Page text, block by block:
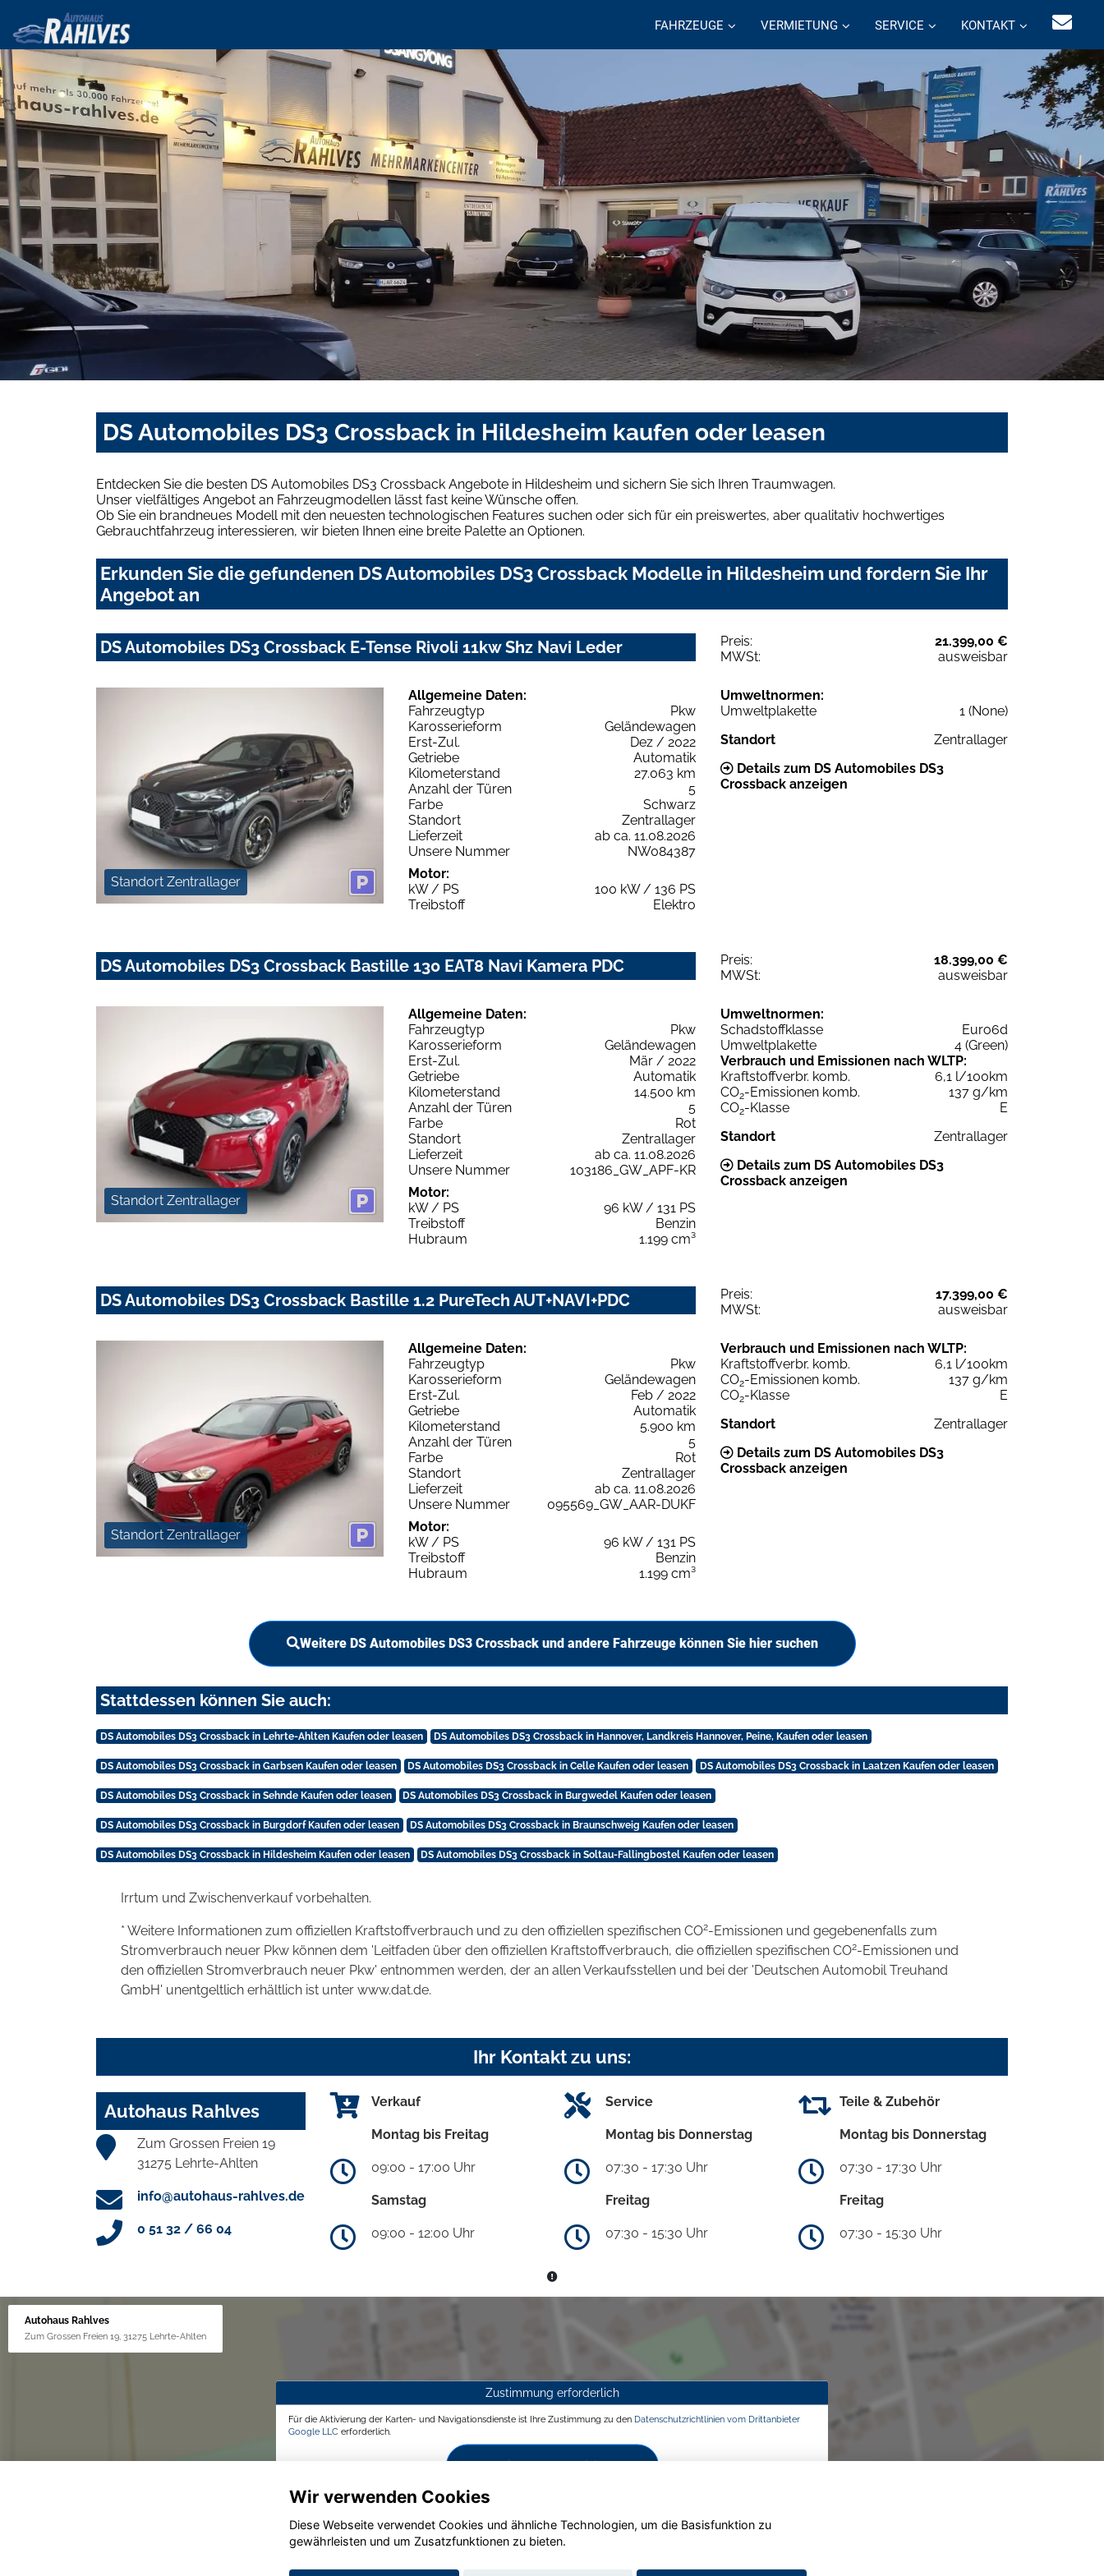
FAHRZEUGE VERMIETUNG SERVICE KONTAKT
DS Automobiles DS3 Crossback in Hildesheim kaufen oder leasen
Entdecken Sie die besten DS Automobiles DS3 Crossback Angebote in Hildesheim und sichern Sie sich Ihren Traumwagen.
Unser vielfältiges Angebot an Fahrzeugmodellen lässt fast keine Wünsche offen.
Ob Sie ein brandneues Modell mit den neuesten technologischen Features suchen oder sich für ein preiswertes, aber qualitativ hochwertiges
Gebrauchtfahrzeug interessieren, wir bieten Ihnen eine breite Palette an Optionen.
Erkunden Sie die gefundenen DS Automobiles DS3 Crossback Modelle in Hildesheim und fordern Sie Ihr
Angebot an
DS Automobiles DS3 Crossback E-Tense Rivoli 11kw Shz Navi Leder Preis:
21.399,00 €
MWSt:
ausweisbar
Standort Zentrallager
Allgemeine Daten:
Fahrzeugtyp
Pkw
Karosserieform
Geländewagen
Erst-Zul.
Dez / 2022
Getriebe
Automatik
Kilometerstand
27.063 km
Anzahl der Türen
5
Farbe
Schwarz
Standort
Zentrallager
Lieferzeit
ab ca. 11.08.2026
Unsere Nummer
NW084387
Motor:
kW / PS
100 kW / 136 PS
Treibstoff
Elektro
Umweltnormen:
Umweltplakette
1 (None)
Standort
Zentrallager
Details zum DS Automobiles DS3
Crossback anzeigen
DS Automobiles DS3 Crossback Bastille 130 EAT8 Navi Kamera PDC Preis:
18.399,00 €
MWSt:
ausweisbar
Standort Zentrallager
Allgemeine Daten:
Fahrzeugtyp
Pkw
Karosserieform
Geländewagen
Erst-Zul.
Mär / 2022
Getriebe
Automatik
Kilometerstand
14.500 km
Anzahl der Türen
5
Farbe
Rot
Standort
Zentrallager
Lieferzeit
ab ca. 11.08.2026
Unsere Nummer
103186_GW_APF-KR
Motor:
kW / PS
96 kW / 131 PS
Treibstoff
Benzin
Hubraum
1.199 cm³
Umweltnormen:
Schadstoffklasse
Euro6d
Umweltplakette
4 (Green)
Verbrauch und Emissionen nach WLTP:
Kraftstoffverbr. komb.
6,1 l/100km
CO2-Emissionen komb.
137 g/km
CO2-Klasse
E
Standort
Zentrallager
Details zum DS Automobiles DS3
Crossback anzeigen
DS Automobiles DS3 Crossback Bastille 1.2 PureTech AUT+NAVI+PDC Preis:
17.399,00 €
MWSt:
ausweisbar
Standort Zentrallager
Allgemeine Daten:
Fahrzeugtyp
Pkw
Karosserieform
Geländewagen
Erst-Zul.
Feb / 2022
Getriebe
Automatik
Kilometerstand
5.900 km
Anzahl der Türen
5
Farbe
Rot
Standort
Zentrallager
Lieferzeit
ab ca. 11.08.2026
Unsere Nummer
095569_GW_AAR-DUKF
Motor:
kW / PS
96 kW / 131 PS
Treibstoff
Benzin
Hubraum
1.199 cm³
Verbrauch und Emissionen nach WLTP:
Kraftstoffverbr. komb.
6,1 l/100km
CO2-Emissionen komb.
137 g/km
CO2-Klasse
E
Standort
Zentrallager
Details zum DS Automobiles DS3
Crossback anzeigen
Weitere DS Automobiles DS3 Crossback und andere Fahrzeuge können Sie hier suchen
Stattdessen können Sie auch:
DS Automobiles DS3 Crossback in Lehrte-Ahlten Kaufen oder leasen DS Automobiles DS3 Crossback in Hannover, Landkreis Hannover, Peine, Kaufen oder leasen
DS Automobiles DS3 Crossback in Garbsen Kaufen oder leasen DS Automobiles DS3 Crossback in Celle Kaufen oder leasen DS Automobiles DS3 Crossback in Laatzen Kaufen oder leasen
DS Automobiles DS3 Crossback in Sehnde Kaufen oder leasen DS Automobiles DS3 Crossback in Burgwedel Kaufen oder leasen
DS Automobiles DS3 Crossback in Burgdorf Kaufen oder leasen DS Automobiles DS3 Crossback in Braunschweig Kaufen oder leasen
DS Automobiles DS3 Crossback in Hildesheim Kaufen oder leasen DS Automobiles DS3 Crossback in Soltau-Fallingbostel Kaufen oder leasen
Irrtum und Zwischenverkauf vorbehalten.
* Weitere Informationen zum offiziellen Kraftstoffverbrauch und zu den offiziellen spezifischen CO2-Emissionen und gegebenenfalls zum
Stromverbrauch neuer Pkw können dem 'Leitfaden über den offiziellen Kraftstoffverbrauch, die offiziellen spezifischen CO2-Emissionen und
den offiziellen Stromverbrauch neuer Pkw' entnommen werden, der an allen Verkaufsstellen und bei der 'Deutschen Automobil Treuhand
GmbH' unentgeltlich erhältlich ist unter www.dat.de.
Ihr Kontakt zu uns:
Autohaus Rahlves
Zum Grossen Freien 19
31275 Lehrte-Ahlten
info@autohaus-rahlves.de
0 51 32 / 66 04
Verkauf
Montag bis Freitag
09:00 - 17:00 Uhr
Samstag
09:00 - 12:00 Uhr
Service
Montag bis Donnerstag
07:30 - 17:30 Uhr
Freitag
07:30 - 15:30 Uhr
Teile & Zubehör
Montag bis Donnerstag
07:30 - 17:30 Uhr
Freitag
07:30 - 15:30 Uhr
Autohaus Rahlves
Zum Grossen Freien 19, 31275 Lehrte-Ahlten
Zustimmung erforderlich
Für die Aktivierung der Karten- und Navigationsdienste ist Ihre Zustimmung zu den Datenschutzrichtlinien vom Drittanbieter
Google LLC erforderlich.
Wir verwenden Cookies
Diese Webseite verwendet Cookies und ähnliche Technologien, um die Basisfunktion zu
gewährleisten und um Zusatzfunktionen zu bieten.